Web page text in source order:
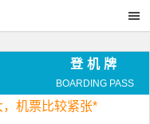
登机牌
BOARDING PASS
机票比较紧张*